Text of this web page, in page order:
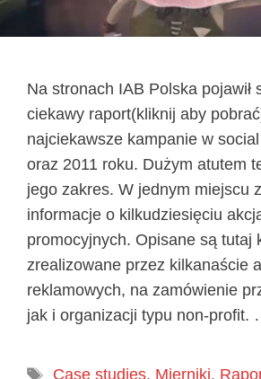
Na stronach IAB Polska pojawił
ciekawy raport(kliknij aby
najciekawsze kampanie w
oraz 2011 roku. Dużym atutem
jego zakres. W jednym miejscu
informacje o kilkudziesięciu
promocyjnych. Opisane są tutaj
zrealizowane przez kilkanaście
reklamowych, na zamówienie
jak i organizacji typu non-profit.
Tagi
Case studies, Mierniki,